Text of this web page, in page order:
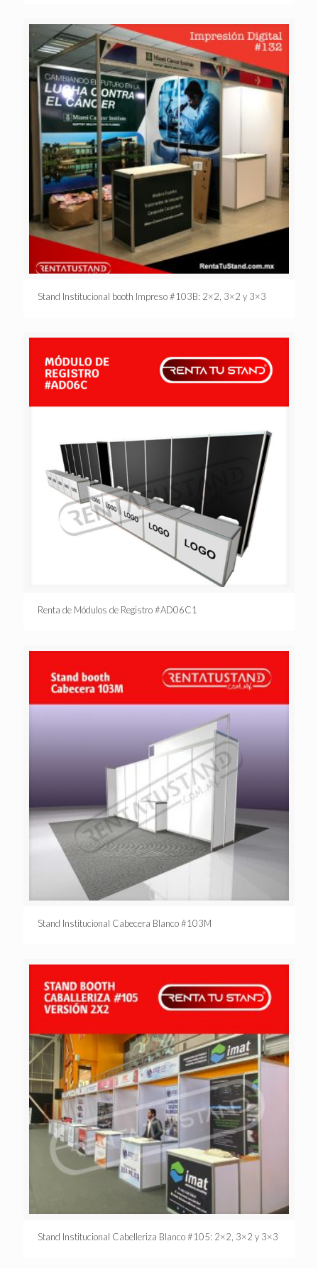
Stand Institucional booth Impreso #103B: 2×2, 3×2 y 3×3
Renta de Módulos de Registro #AD06C1
Stand Institucional Cabecera Blanco #103M
Stand Institucional Cabelleriza Blanco #105: 2×2, 3×2 y 3×3